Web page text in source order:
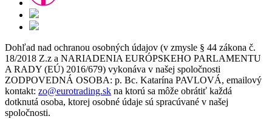
Dohľad nad ochranou osobných údajov (v zmysle § 44 zákona č.
18/2018 Z.z a NARIADENIA EURÓPSKEHO PARLAMENTU
A RADY (EÚ) 2016/679) vykonáva v našej spoločnosti
ZODPOVEDNÁ OSOBA: p. Bc. Katarína PAVLOVÁ, emailový
kontakt: zo@eurotrading.sk na ktorú sa môže obrátiť každá
dotknutá osoba, ktorej osobné údaje sú spracúvané v našej
spoločnosti.